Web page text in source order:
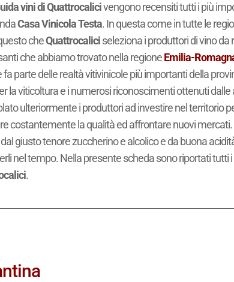
vini di Quattrocalicivengono recensiti tutti i più
Casa Vinicola Testa. In questa come in tutte le
cheQuattrocaliciseleziona i produttori di vino
che abbiamo trovato nella regioneEmilia-
fa parte delle realtà vitivinicole più importanti della
la viticoltura e i numerosi riconoscimenti ottenuti dalle
ulteriormente i produttori ad investire nel territorio
costantemente la qualità ed affrontare nuovi mercati.
giusto tenore zuccherino e alcolico e da buona
nel tempo. Nella presente scheda sono riportati tutti i
.